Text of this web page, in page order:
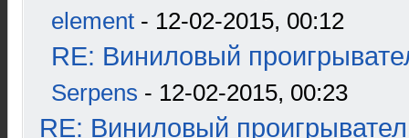
element - 12-02-2015, 00:12
RE: Виниловый
Serpens - 12-02-2015, 00:23
RE: Виниловый